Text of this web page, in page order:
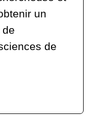
un
de